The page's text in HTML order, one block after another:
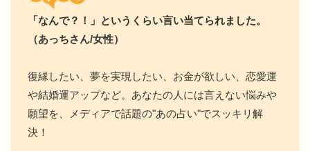
「なんで？！」というくらい言い当てられました。
（あっちさん/女性）
復縁したい、夢を実現したい、お金が欲しい、恋愛運
や結婚運アップなど。あなたの人には言えない悩みや
願望を、メディアで話題の"あの占い"でスッキリ解
決！